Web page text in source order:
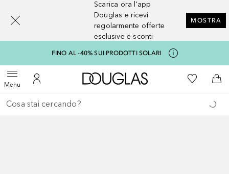
Scarica ora l'app
Douglas e ricevi
regolarmente offerte
esclusive e sconti
MOSTRA
FINO AL -40% SUI PRODOTTI SOLARI
MenuApri menuAl Mio Account
A Douglas HomeAlla Mia
Al
Torna indietro
Esegui ricerca
[navigation.slideout.screenreader]